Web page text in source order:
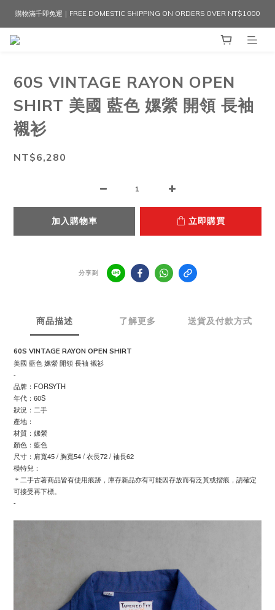
購物滿千即免運｜FREE DOMESTIC SHIPPING ON ORDERS OVER NT$1000
60S VINTAGE RAYON OPEN
SHIRT 美國 藍色 嫘縈 開領 長袖
襯衫
NT$6,280
加入購物車 立即購買
分享到
商品描述 了解更多 送貨及付款方式
60S VINTAGE RAYON OPEN SHIRT
美國 藍色 嫘縈 開領 長袖 襯衫
-
品牌：FORSYTH
年代：60S
狀況：二手
產地：
材質：嫘縈
顏色：藍色
尺寸：肩寬45 / 胸寬54 / 衣長72 / 袖長62
模特兒：
＊二手古著商品皆有使用痕跡，庫存新品亦有可能因存放而有泛黃或摺痕，請確定
可接受再下標。
-